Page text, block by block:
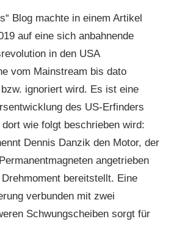
Blog machte in einem Artikel
auf eine sich anbahnende
in den USA
vom Mainstream bis dato
ignoriert wird. Es ist eine
des US-Erfinders
wie folgt beschrieben wird:
Dennis Danzik den Motor, der
angetrieben
bereitstellt. Eine
verbunden mit zwei
Schwungscheiben sorgt für